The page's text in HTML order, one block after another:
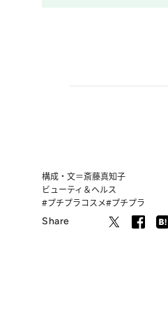
構成・文＝斎藤真知子
ビューティ＆ヘルス
#プチプラコスメ#プチプラ
Share